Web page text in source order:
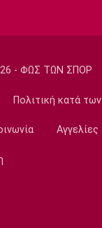
Ζερμέν
- ΦΩΣ ΤΩΝ ΣΠΟΡ
Πολιτική κατά
Αγγελίες